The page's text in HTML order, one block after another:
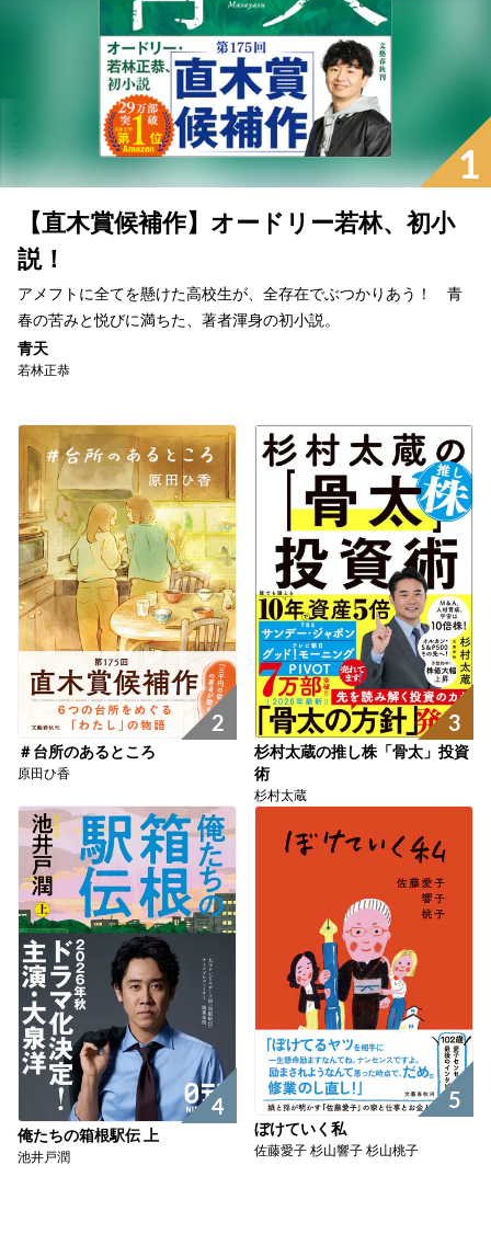
1
【直木賞候補作】オードリー若林、初小
説！
アメフトに全てを懸けた高校生が、全存在でぶつかりあう！ 青
春の苦みと悦びに満ちた、著者渾身の初小説。
青天
若林正恭
2
＃台所のあるところ
原田ひ香
3
杉村太蔵の推し株「骨太」投資
術
杉村太蔵
4
俺たちの箱根駅伝 上
池井戸潤
5
ぼけていく私
佐藤愛子 杉山響子 杉山桃子